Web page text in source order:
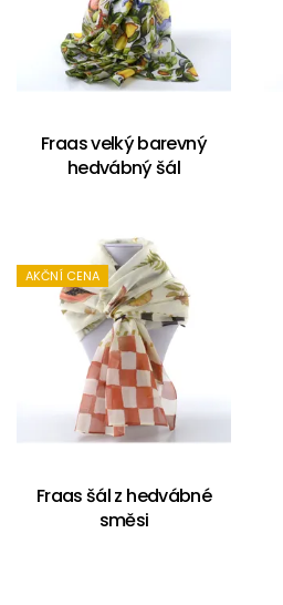
Fraas velký barevný
hedvábný šál
AKČNÍ CENA
Fraas šál z hedvábné
směsi